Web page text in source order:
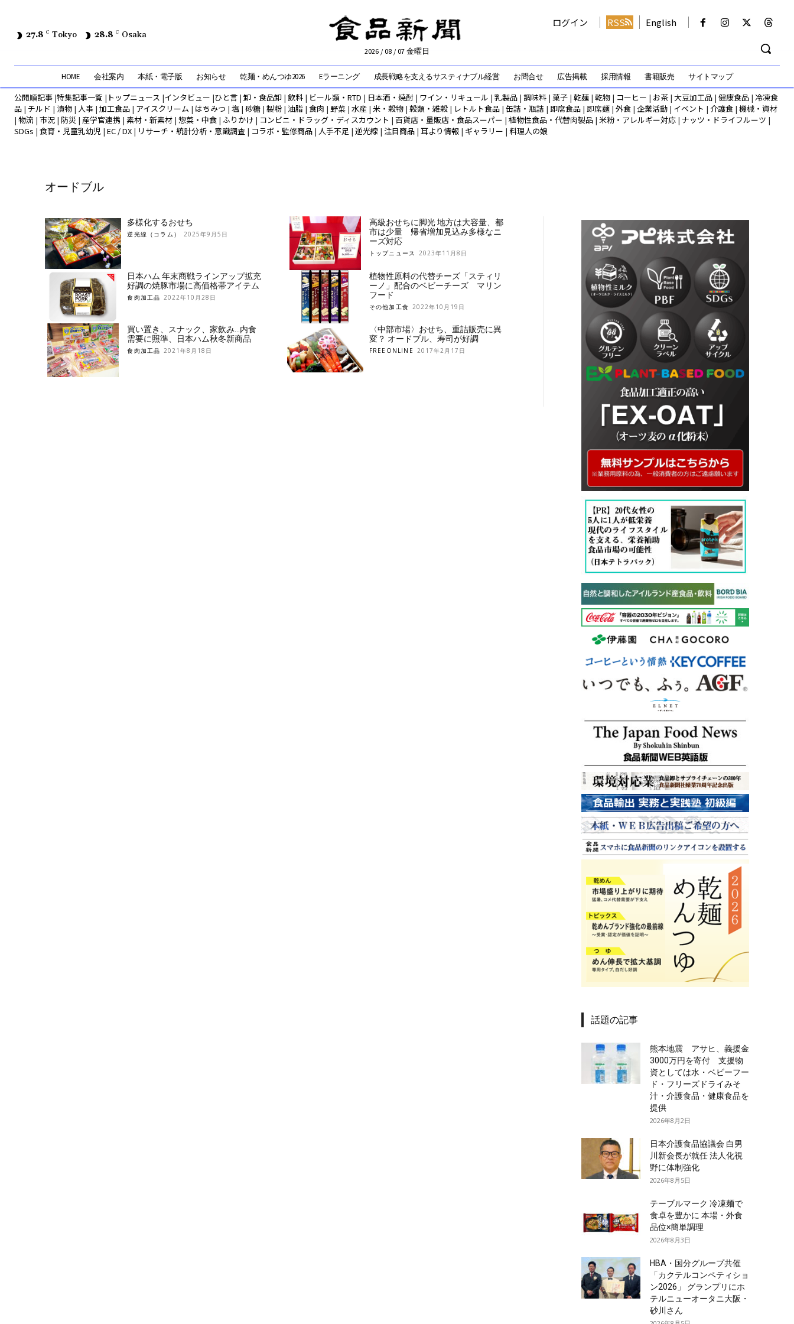
27.8 C Tokyo 28.8 C Osaka
2026 / 08 / 07 金曜日
ログイン RSS English
HOME 会社案内 本紙・電子版 お知らせ 乾麺・めんつゆ2026 Eラーニング 成長戦略を支えるサスティナブル経営 お問合せ 広告掲載 採用情報 書籍販売 サイトマップ
公開順記事 |特集記事一覧 | トップニュース |インタビュー |ひと言 |卸・食品卸 | 飲料 | ビール類・RTD | 日本酒・焼酎 | ワイン・リキュール | 乳製品 | 調味料 | 菓子 | 乾麺 | 乾物 | コーヒー | お茶 | 大豆加工品 | 健康食品 | 冷凍食
品 | チルド | 漬物 | 人事 | 加工食品 | アイスクリーム | はちみつ | 塩 | 砂糖 | 製粉| 油脂 | 食肉 | 野菜 | 水産 | 米・穀物 | 穀類・雑穀 | レトルト食品 | 缶詰・瓶詰 | 即席食品 | 即席麺 | 外食 | 企業活動 | イベント | 介護食 | 機械・資材
| 物流 | 市況 | 防災 | 産学官連携 | 素材・新素材 | 惣菜・中食 | ふりかけ | コンビニ・ドラッグ・ディスカウント | 百貨店・量販店・食品スーパー | 植物性食品・代替肉製品 | 米粉・アレルギー対応 | ナッツ・ドライフルーツ |
SDGs | 食育・児童乳幼児 | EC / DX | リサーチ・統計分析・意識調査 | コラボ・監修商品 | 人手不足 | 逆光線 | 注目商品 | 耳より情報 | ギャラリー | 料理人の娘
オードブル
多様化するおせち
逆光線（コラム） 2025年9月5日
高級おせちに脚光 地方は大容量、都
市は少量 帰省増加見込み多様なニ
ーズ対応
トップニュース 2023年11月8日
日本ハム 年末商戦ラインアップ拡充
好調の焼豚市場に高価格帯アイテム
食肉加工品 2022年10月28日
植物性原料の代替チーズ「スティリ
ーノ」配合のベビーチーズ マリン
フード
その他加工食 2022年10月19日
買い置き、スナック、家飲み…内食
需要に照準、日本ハム秋冬新商品
食肉加工品 2021年8月18日
〈中部市場〉おせち、重詰販売に異
変？ オードブル、寿司が好調
FREEONLINE 2017年2月17日
話題の記事
熊本地震 アサヒ、義援金
3000万円を寄付 支援物
資としては水・ベビーフー
ド・フリーズドライみそ
汁・介護食品・健康食品を
提供
2026年8月2日
日本介護食品協議会 白男
川新会長が就任 法人化視
野に体制強化
2026年8月5日
テーブルマーク 冷凍麺で
食卓を豊かに 本場・外食
品位×簡単調理
2026年8月3日
HBA・国分グループ共催
「カクテルコンペティショ
ン2026」 グランプリにホ
テルニューオータニ大阪・
砂川さん